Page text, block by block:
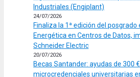
Industriales (Engiplant)
24/07/2026
Finaliza la 1ª edición del posgrado
Energética en Centros de Datos,
Schneider Electric
20/07/2026
Becas Santander: ayudas de 300
microcredenciales universitarias